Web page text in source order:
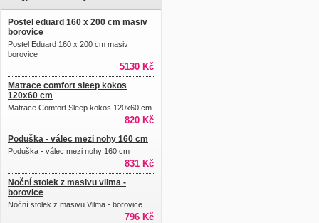
Postel eduard 160 x 200 cm masiv
borovice
Postel Eduard 160 x 200 cm masiv
borovice
5130 Kč
Matrace comfort sleep kokos
120x60 cm
Matrace Comfort Sleep kokos 120x60 cm
820 Kč
Poduška - válec mezi nohy 160 cm
Poduška - válec mezi nohy 160 cm
831 Kč
Noční stolek z masivu vilma -
borovice
Noční stolek z masivu Vilma - borovice
796 Kč